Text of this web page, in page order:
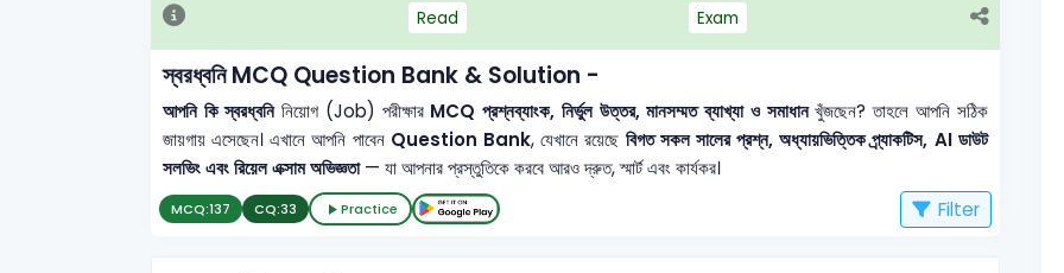
Read Exam
স্বরধ্বনি MCQ Question Bank & Solution -
আপনি কি স্বরধ্বনিনিয়োগ (Job) পরীক্ষার MCQ প্রশ্নব্যাংক, নির্ভুল উত্তর, মানসম্মত ব্যাখ্যা ও সমাধানখুঁজছেন? তাহলে আপনি সঠিক
জায়গায় এসেছেন। এখানে আপনি পাবেন Question Bank, যেখানে রয়েছে বিগত সকল সালের প্রশ্ন, অধ্যায়ভিত্তিক প্র্যাকটিস, AI ডাউট
সলভিং এবং রিয়েল এক্সাম অভিজ্ঞতা— যা আপনার প্রস্তুতিকে করবে আরও দ্রুত, স্মার্ট এবং কার্যকর।
MCQ:137 CQ:33 Practice Filter